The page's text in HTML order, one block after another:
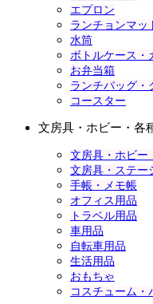
エプロン
ランチョンマッ
水筒
ボトルケース・
お弁当箱
ランチバッグ・
コースター
文房具・ホビー・各
文房具・ホビー
文房具・ステー
手帳・メモ帳
オフィス用品
トラベル用品
車用品
自転車用品
生活用品
おもちゃ
コスチューム・